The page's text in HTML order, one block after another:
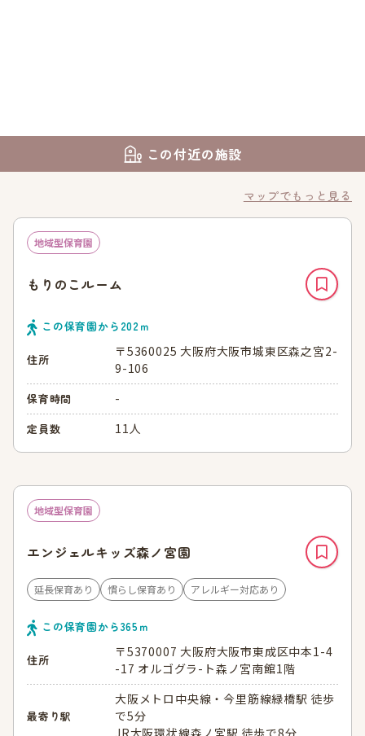
この付近の施設
マップでもっと見る
地域型保育園
もりのこルーム
この保育園から 202ｍ
住所
〒5360025 大阪府大阪市城東区森之宮2-
9-106
保育時間 -
定員数 11人
地域型保育園
エンジェルキッズ森ノ宮園
延長保育あり 慣らし保育あり アレルギー対応あり
この保育園から365ｍ
住所
〒5370007 大阪府大阪市東成区中本1-4
-17 オルゴグラ-ト森ノ宮南館1階
最寄り駅
大阪メトロ中央線・今里筋線緑橋駅 徒歩
で5分
JR大阪環状線森ノ宮駅 徒歩で8分